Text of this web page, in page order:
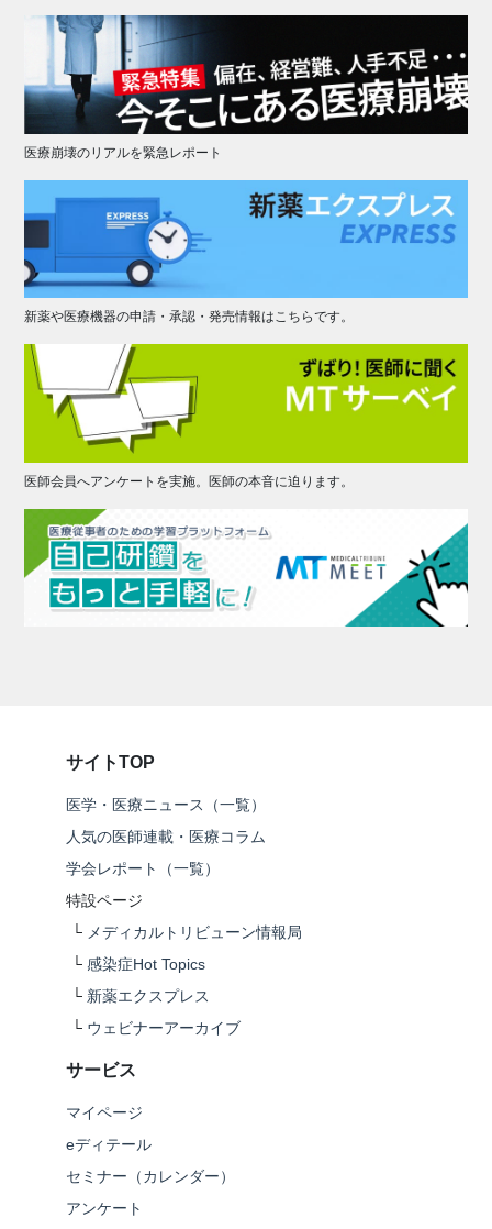
医療崩壊のリアルを緊急レポート
新薬や医療機器の申請・承認・発売情報はこちらです。
医師会員へアンケートを実施。医師の本音に迫ります。
サイトTOP
医学・医療ニュース（一覧）
人気の医師連載・医療コラム
学会レポート（一覧）
特設ページ
└ メディカルトリビューン情報局
└ 感染症Hot Topics
└ 新薬エクスプレス
└ ウェビナーアーカイブ
サービス
マイページ
eディテール
セミナー（カレンダー）
アンケート